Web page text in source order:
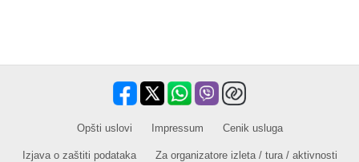
Opšti uslovi Impressum Cenik usluga
​​Izjava o zaštiti podataka Za organizatore izleta / tura / aktivnosti